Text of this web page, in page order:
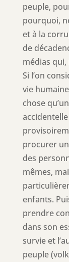
peuple,
pourquoi,
et à la
de
médias
Si l’on
vie
chose
procurer
des
mêmes,
enfants.
prendre
dans son
survie et
peuple